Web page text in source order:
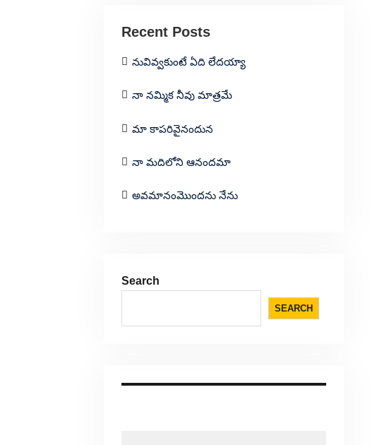
Recent Posts
నువివ్వకుంటే ఏది లేదయ్యా
నా నమ్మిక నీవు మాత్రమే
మా కాపరివైనందున
నా మదిలోని ఆనందమా
అవమానంమొందను నేను
Search
SEARCH